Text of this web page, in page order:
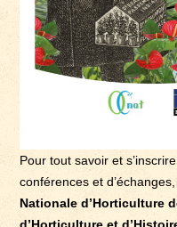
Pour tout savoir et
conférences et
Nationale d’Horticulture